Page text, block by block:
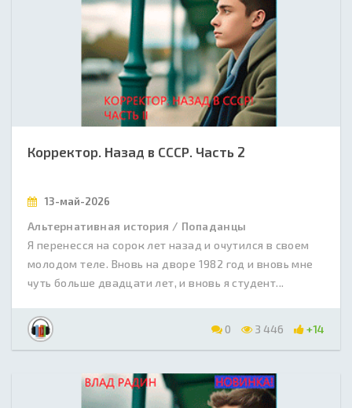
Корректор. Назад в СССР. Часть 2
13-май-2026
Альтернативная история / Попаданцы
Я перенесся на сорок лет назад и очутился в своем
молодом теле. Вновь на дворе 1982 год и вновь мне
чуть больше двадцати лет, и вновь я студент...
0 3 446 +14